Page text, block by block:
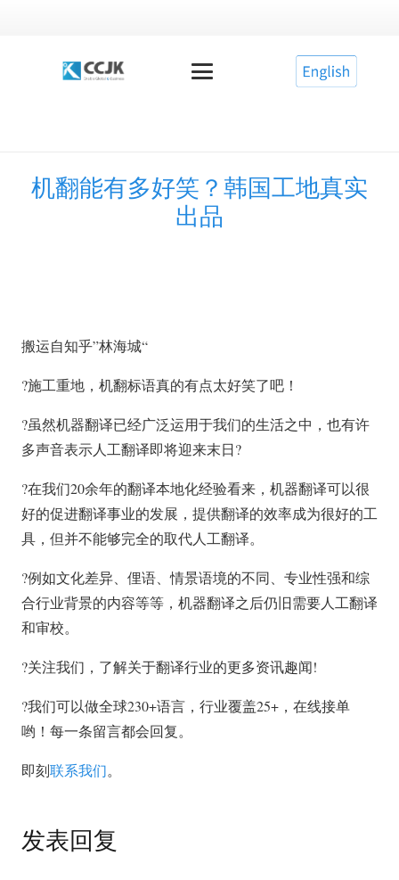
机翻能有多好笑？韩国工地真实
出品
搬运自知乎”林海城“
?施工重地，机翻标语真的有点太好笑了吧！
?虽然机器翻译已经广泛运用于我们的生活之中，也有许
多声音表示人工翻译即将迎来末日?
?在我们20余年的翻译本地化经验看来，机器翻译可以很
好的促进翻译事业的发展，提供翻译的效率成为很好的工
具，但并不能够完全的取代人工翻译。
?例如文化差异、俚语、情景语境的不同、专业性强和综
合行业背景的内容等等，机器翻译之后仍旧需要人工翻译
和审校。
?关注我们，了解关于翻译行业的更多资讯趣闻!
?我们可以做全球230+语言，行业覆盖25+，在线接单
哟！每一条留言都会回复。
即刻联系我们。
发表回复